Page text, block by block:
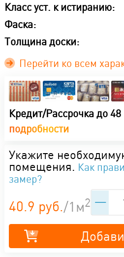
Класс уст. к истиранию:
Фаска:
Толщина доски:
Перейти ко всем
Кредит/Рассрочка до
подробности
Укажите
помещения. Как
замер?
40.9 руб./1м2